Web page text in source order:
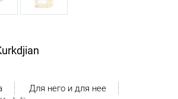
Для него и для нее